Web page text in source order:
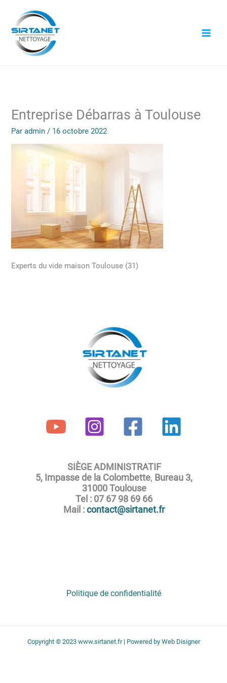
contenu
Entreprise Débarras à Toulouse
Paradmin/ 16 octobre 2022
Experts du vide maison Toulouse (31)
SIÈGE ADMINISTRATIF
5, Impasse de la Colombette, Bureau 3,
31000 Toulouse
Tel : 07 67 98 69 66
Mail :contact@sirtanet.fr
Politique de confidentialité
Copyright © 2023 www.sirtanet.fr | Powered by Web Disigner